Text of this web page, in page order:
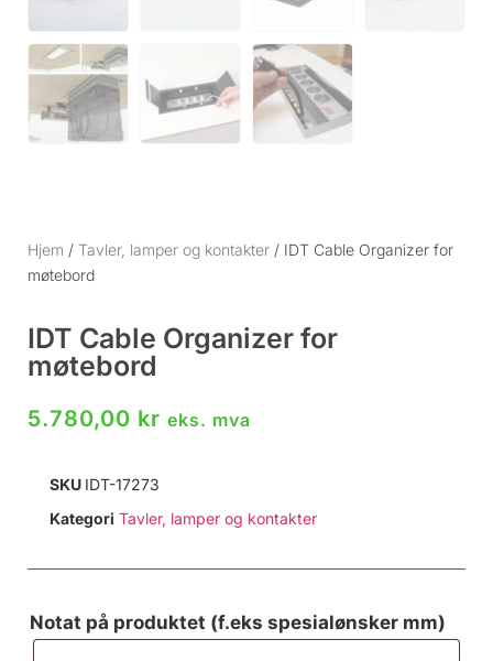
Hjem / Tavler, lamper og kontakter / IDT Cable Organizer for
møtebord
IDT Cable Organizer for
møtebord
5.780,00 kr eks. mva
SKU IDT-17273
Kategori Tavler, lamper og kontakter
Notat på produktet (f.eks spesialønsker mm)